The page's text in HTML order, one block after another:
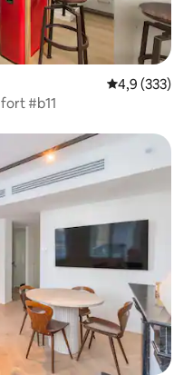
Note
4,9 (333)
#b11
les plus aimés